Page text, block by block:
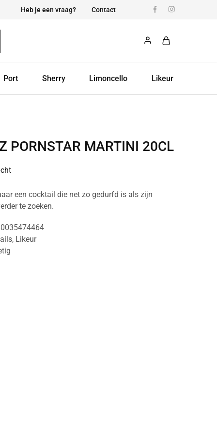
Heb je een vraag? Contact
Port Sherry Limoncello Likeur
PORNSTAR MARTINI 20CL
een cocktail die net zo gedurfd is als zijn
te zoeken.
, Likeur